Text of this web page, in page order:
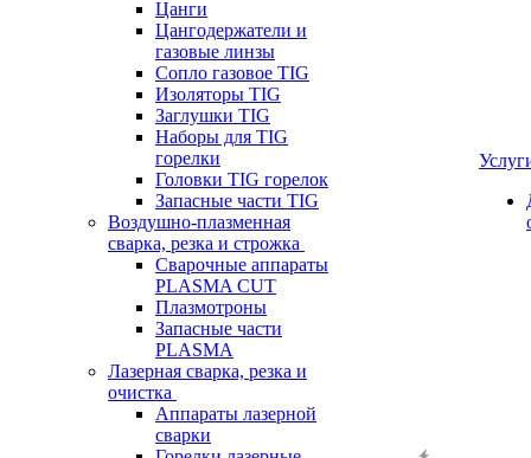
Цанги
Цангодержатели и
газовые линзы
Сопло газовое TIG
Изоляторы TIG
Заглушки TIG
Наборы для TIG
горелки
Головки TIG горелок
Запасные части TIG
Воздушно-плазменная
сварка, резка и строжка
Сварочные аппараты
PLASMA CUT
Плазмотроны
Запасные части
PLASMA
Лазерная сварка, резка и
очистка
Аппараты лазерной
сварки